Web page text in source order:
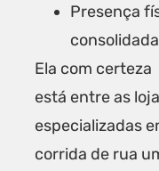
Presença
consolidada
Ela com certeza
está entre as
especializadas
corrida de rua